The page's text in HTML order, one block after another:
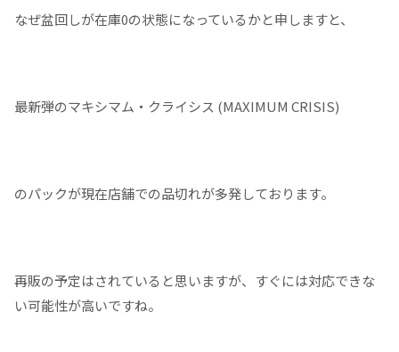
なぜ盆回しが在庫0の状態になっているかと申しますと、
最新弾のマキシマム・クライシス (MAXIMUM CRISIS)
のパックが現在店舗での品切れが多発しております。
再販の予定はされていると思いますが、すぐには対応できな
い可能性が高いですね。